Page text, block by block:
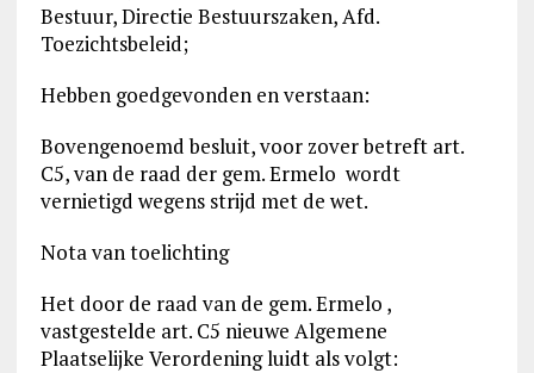
Bestuur, Directie Bestuurszaken, Afd.
Toezichtsbeleid;
Hebben goedgevonden en verstaan:
Bovengenoemd besluit, voor zover betreft art.
C5, van de raad der gem. Ermelo wordt
vernietigd wegens strijd met de wet.
Nota van toelichting
Het door de raad van de gem. Ermelo ,
vastgestelde art. C5 nieuwe Algemene
Plaatselijke Verordening luidt als volgt: